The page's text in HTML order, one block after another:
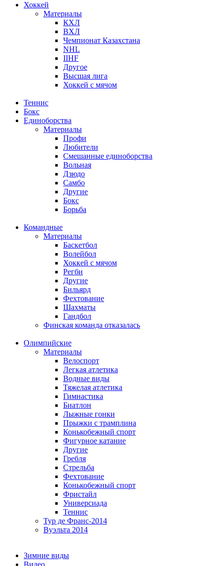
Хоккей
Материалы
КХЛ
ВХЛ
Чемпионат Казахстана
NHL
IIHF
Другое
Высшая лига
Хоккей с мячом
Теннис
Бокс
Единоборства
Материалы
Профи
Любители
Смешанные единоборства
Вольная
Дзюдо
Самбо
Другие
Бокс
Борьба
Командные
Материалы
Баскетбол
Волейбол
Хоккей с мячом
Регби
Другие
Бильярд
Фехтование
Шахматы
Гандбол
Финская команда отказалась
Олимпийские
Материалы
Велоспорт
Легкая атлетика
Водные виды
Тяжелая атлетика
Гимнастика
Биатлон
Лыжные гонки
Прыжки с трамплина
Конькобежный спорт
Фигурное катание
Другие
Гребля
Стрельба
Фехтование
Конькобежный спорт
Фристайл
Универсиада
Теннис
Тур де Франс-2014
Вуэльта 2014
Зимние виды
Видео